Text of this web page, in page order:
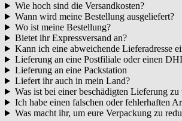
Wie hoch sind die Versandkosten?
Wann wird meine Bestellung ausgeliefert?
Wo ist meine Bestellung?
Bietet ihr Expressversand an?
Kann ich eine abweichende Lieferadresse
Lieferung an eine Postfiliale oder einen
Lieferung an eine Packstation
Liefert ihr auch in mein Land?
Was ist bei einer beschädigten Lieferung zu
Ich habe einen falschen oder fehlerhaften
Was macht ihr, um eure Verpackung zu